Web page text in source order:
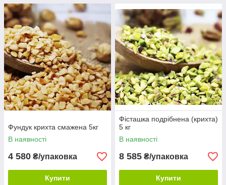
Фундук крихта смажена 5кг
В наявності
4 580 ₴/упаковка
Купити
Фісташка подрібнена (крихта)
5 кг
В наявності
8 585 ₴/упаковка
Купити